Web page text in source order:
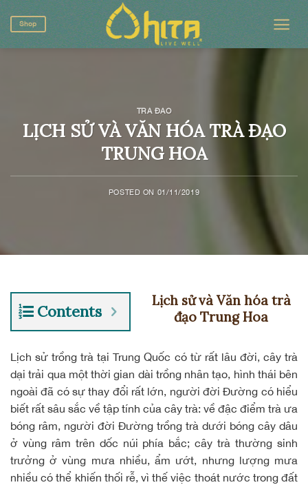
Skip
to
content
Shop
TRÀ ĐẠO
LỊCH SỬ VÀ VĂN HÓA TRÀ ĐẠO
TRUNG HOA
POSTED ON 01/11/2019
Contents
Lịch sử và Văn hóa trà
đạo Trung Hoa
Lịch sử trồng trà tại Trung Quốc có từ rất lâu đời, cây trà
dại trải qua một thời gian dài trồng nhân tạo, hình thái bên
ngoài đã có sự thay đổi rất lớn, người đời Đường có hiểu
biết rất sâu sắc về tập tính của cây trà: về đậc điểm trà ưa
bóng râm, người đời Đường trồng trà dưới bóng cây dâu
ở vùng râm trên dốc núi phía bắc; cây trà thường sinh
trưởng ở vùng mưa nhiều, ẩm ướt, nhưng lượng mưa
nhiều có thể khiến thối rễ, vì thế việc thoát nước trong đất